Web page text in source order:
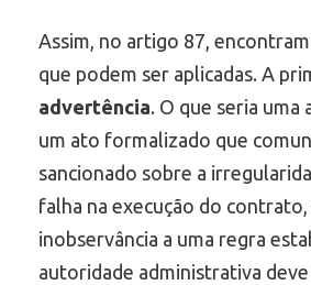
Assim, no artigo 87,
que podem ser aplicadas. A
advertência. O que seria uma
um ato formalizado que
sancionado sobre a
falha na execução do contrato,
inobservância a uma regra
autoridade administrativa